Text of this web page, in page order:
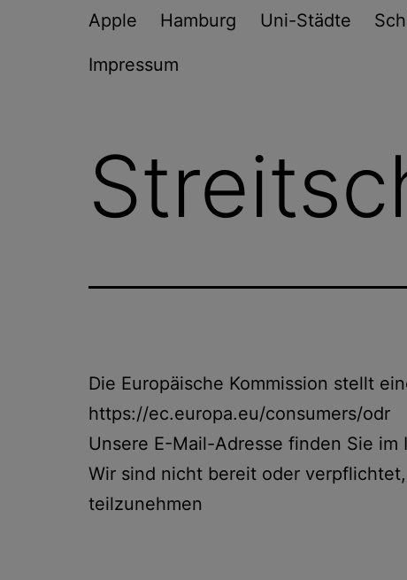
Apple Hamburg Uni-Städte
Impressum
Die Europäische Kommission stellt
https://ec.europa.eu/consumers/odr
Unsere E-Mail-Adresse finden Sie im
Wir sind nicht bereit oder
teilzunehmen